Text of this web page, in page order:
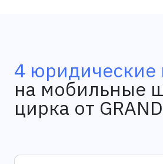
4 юридические
на мобильные
цирка от